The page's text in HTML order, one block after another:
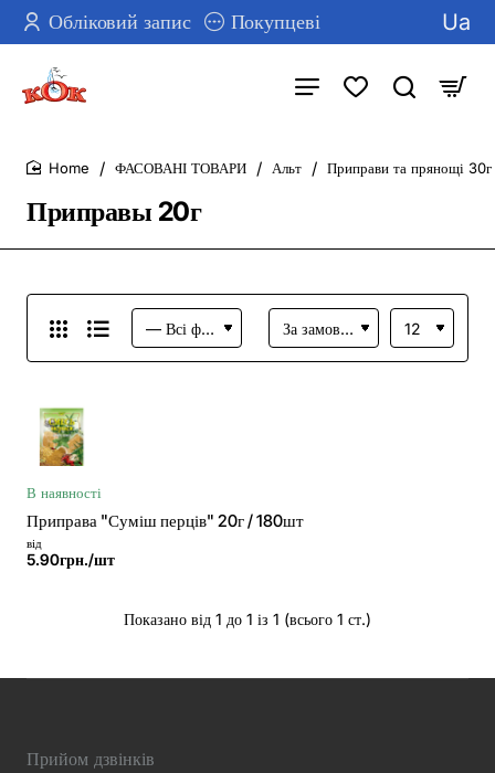
Обліковий запис Покупцеві Ua
Приправы 20г
ФАСОВАНІ ТОВАРИ Альт Приправи та прянощі 30г
В наявності
Приправа "Суміш перців" 20г / 180шт
від
5.90грн./шт
Показано від 1 до 1 із 1 (всього 1 ст.)
Прийом дзвінків